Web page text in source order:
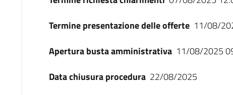
Termine presentazione delle offerte 11/08/
Apertura busta amministrativa 11/08/2025
Data chiusura procedura 22/08/2025